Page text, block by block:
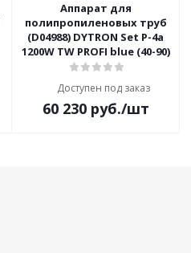
Аппарат для
полипропиленовых труб
(D04988) DYTRON Set P-4a
1200W TW PROFI blue (40-90)
Доступен под заказ
60 230руб./шт